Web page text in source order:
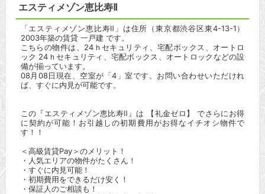
エスティメゾン恵比寿Ⅱ
「エスティメゾン恵比寿Ⅱ」は住所（東京都渋谷区東4-13-1）
2003年築の賃貸 一戸建 です。
こちらの物件は、24ｈセキュリティ、宅配ボックス、オートロ
ック 24ｈセキュリティ、宅配ボックス、オートロックなどの設
備が揃っています。
08月08日現在、空室が「4」室です。お問い合わせいただけれ
ば、すぐに内見が可能です。
この『エスティメゾン恵比寿Ⅱ』は 【礼金ゼロ】 でさらにお得
に契約が可能！お引越しの初期費用がお得なイチオシ物件で
す！！
＜高級賃貸Pay＞のメリット！
・人気エリアの物件がたくさん！
・すぐに内見可能！
・初期費用をできるだけ安く！
・保証人のご相談も！